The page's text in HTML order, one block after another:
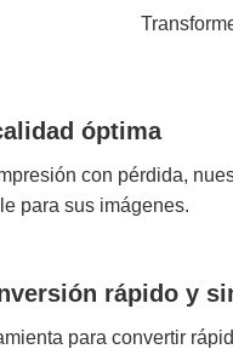
óptima
con pérdida,
para sus imágenes.
rápido y
para convertir